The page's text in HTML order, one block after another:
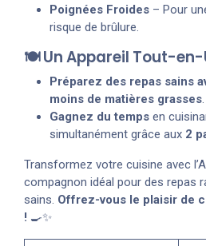
Poignées Froides – Pour
risque de brûlure.
🍽️ Un Appareil Tout-en-
Préparez des repas sains
moins de matières grasses.
Gagnez du temps en
simultanément grâce aux 2
Transformez votre cuisine avec
compagnon idéal pour des repas
sains. Offrez-vous le plaisir de
! 🍳✨